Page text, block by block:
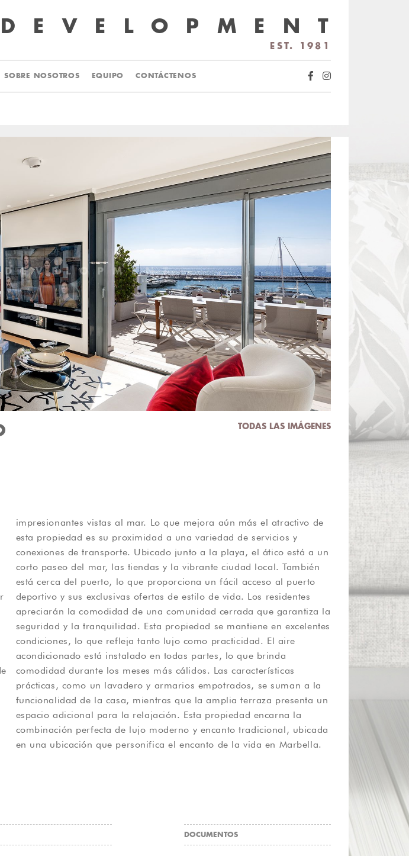
DEVELOPMENT
EST. 1981
SOBRE NOSOTROS EQUIPO CONTÁCTENOS
TODAS LAS IMÁGENES
en una ubicación que personifica el encanto de la vida en Marbella.
DOCUMENTOS